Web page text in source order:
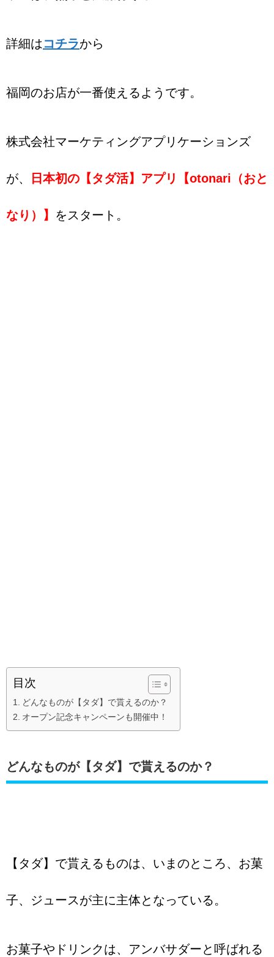
詳細はコチラから
福岡のお店が一番使えるようです。
株式会社マーケティングアプリケーションズ
が、 日本初の【タダ活】アプリ【otonari（おと
なり）】 をスタート。
目次
どんなものが【タダ】で貰えるのか？
オープン記念キャンペーンも開催中！
どんなものが【タダ】で貰えるのか？
【タダ】で貰えるものは、いまのところ、お菓
子、ジュースが主に主体となっている。
お菓子やドリンクは、アンバサダーと呼ばれる